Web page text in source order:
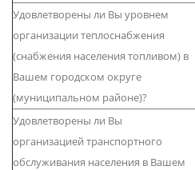
Удовлетворены ли Вы уровнем
организации теплоснабжения
(снабжения населения топливом) в
Вашем городском округе
(муниципальном районе)?
Удовлетворены ли Вы
организацией транспортного
обслуживания населения в Вашем